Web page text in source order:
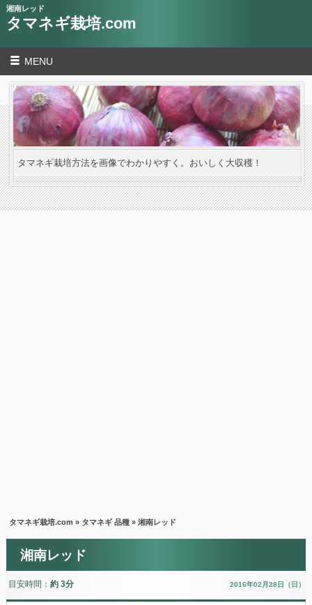
湘南レッド
タマネギ栽培.com
MENU
タマネギ栽培方法を画像でわかりやすく。おいしく大収穫！
タマネギ栽培.com » タマネギ 品種 » 湘南レッド
湘南レッド
目安時間： 約 3分 2016年02月28日（日）